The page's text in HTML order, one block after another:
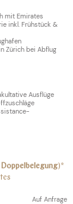
mit Emirates
inkl. Frühstück &
Zürich bei Abflug
Ausflüge
Doppelbelegung)*
Auf Anfrage